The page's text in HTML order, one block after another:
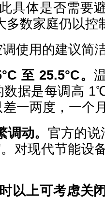
具体是否需要
多数家庭仍以控
使用的建议简
至 25.5°C。
数据是每调高
一两度，一个
动。 官方的说
对现代节能设
以上可考虑关